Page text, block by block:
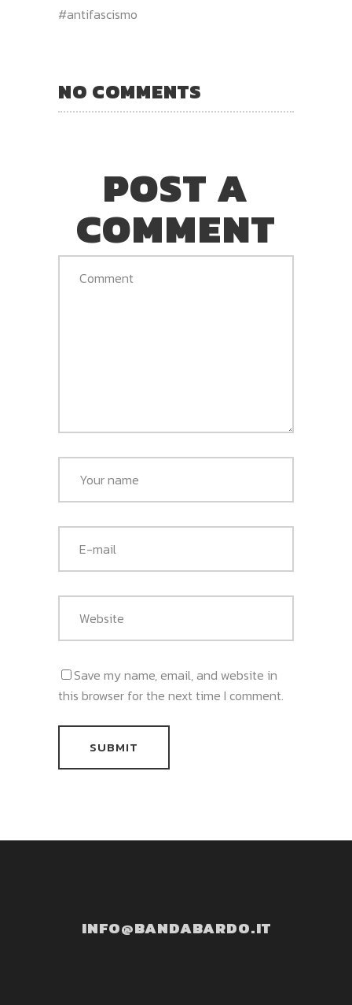
#antifascismo
NO COMMENTS
POST A
COMMENT
Save my name, email, and website in
this browser for the next time I comment.
INFO@BANDABARDO.IT